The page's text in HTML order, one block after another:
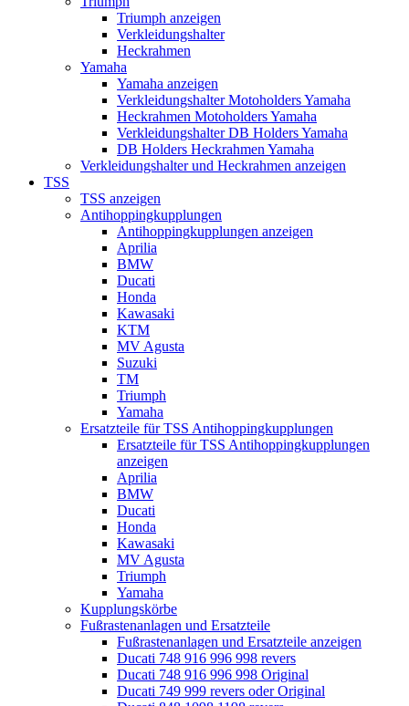
Triumph anzeigen
Verkleidungshalter
Heckrahmen
Yamaha
Yamaha anzeigen
Verkleidungshalter Motoholders Yamaha
Heckrahmen Motoholders Yamaha
Verkleidungshalter DB Holders Yamaha
DB Holders Heckrahmen Yamaha
Verkleidungshalter und Heckrahmen anzeigen
TSS
TSS anzeigen
Antihoppingkupplungen
Antihoppingkupplungen anzeigen
Aprilia
BMW
Ducati
Honda
Kawasaki
KTM
MV Agusta
Suzuki
TM
Triumph
Yamaha
Ersatzteile für TSS Antihoppingkupplungen
Ersatzteile für TSS Antihoppingkupplungen
anzeigen
Aprilia
BMW
Ducati
Honda
Kawasaki
MV Agusta
Triumph
Yamaha
Kupplungskörbe
Fußrastenanlagen und Ersatzteile
Fußrastenanlagen und Ersatzteile anzeigen
Ducati 748 916 996 998 revers
Ducati 748 916 996 998 Original
Ducati 749 999 revers oder Original